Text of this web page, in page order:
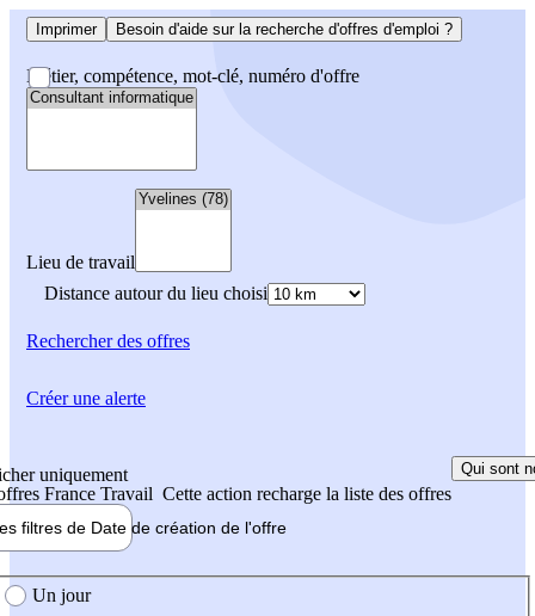
Imprimer Besoin d'aide sur la recherche d'offres d'emploi ?
Métier, compétence, mot-clé, numéro d'offre
Lieu de travail
Distance autour du lieu choisi
Rechercherdes offres
uniquement
France Travail Cette action recharge la liste des offres
Qui sont
filtres de Date de création de l'offre
création de l'offre
Un jour
Créer une alerte